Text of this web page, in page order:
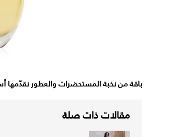
باقة من نخبة المستحضرات والعطور
مقالات ذات صلة